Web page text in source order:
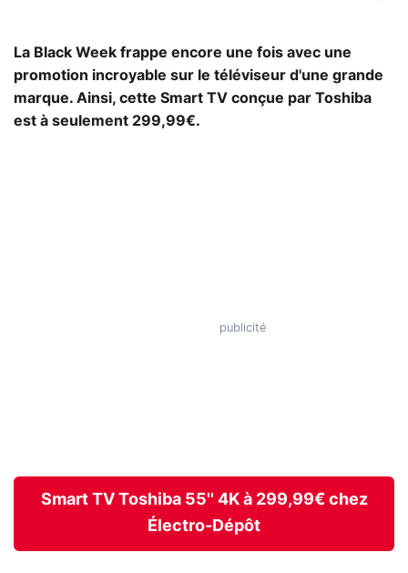
La Black Week frappe encore une fois avec une
promotion incroyable sur le téléviseur d'une grande
marque. Ainsi, cette Smart TV conçue par Toshiba
est à seulement 299,99€.
Smart TV Toshiba 55'' 4K à 299,99€ chez
Électro-Dépôt